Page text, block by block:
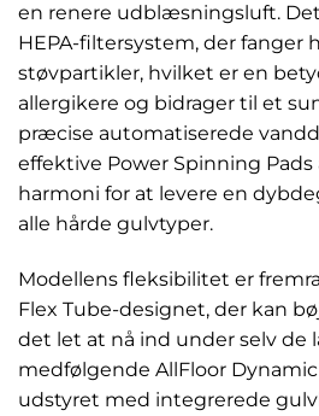
en renere udblæsningsluft.
HEPA-filtersystem, der fanger
støvpartikler, hvilket er en
allergikere og bidrager til et
præcise automatiserede
effektive Power Spinning
harmoni for at levere en
alle hårde gulvtyper.
Modellens fleksibilitet er
Flex Tube-designet, der kan
det let at nå ind under selv de
medfølgende AllFloor
udstyret med integrerede